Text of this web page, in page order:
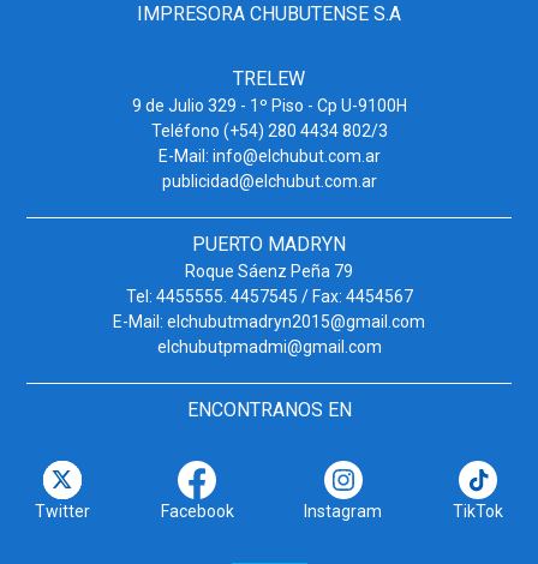
IMPRESORA CHUBUTENSE S.A
TRELEW
9 de Julio 329 - 1º Piso - Cp U-9100H
Teléfono (+54) 280 4434 802/3
E-Mail: info@elchubut.com.ar
publicidad@elchubut.com.ar
PUERTO MADRYN
Roque Sáenz Peña 79
Tel: 4455555. 4457545 / Fax: 4454567
E-Mail: elchubutmadryn2015@gmail.com
elchubutpmadmi@gmail.com
ENCONTRANOS EN
Twitter Facebook Instagram TikTok